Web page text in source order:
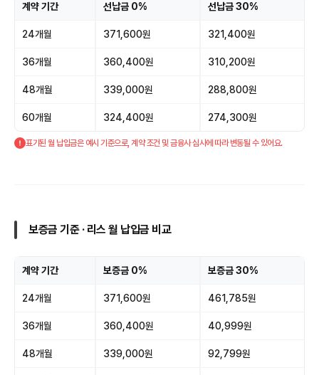
계약 기간 선납금 0% 선납금 30%
24개월 371,600원 321,400원
36개월 360,400원 310,200원
48개월 339,000원 288,800원
60개월 324,400원 274,300원
표기된 월 납입금은 예시 기준으로, 계약 조건 및 금융사 심사에 따라 변동될 수 있어요.
보증금 기준 · 리스 월 납입금 비교
계약 기간 보증금 0% 보증금 30%
24개월 371,600원 461,785원
36개월 360,400원 40,999원
48개월 339,000원 92,799원